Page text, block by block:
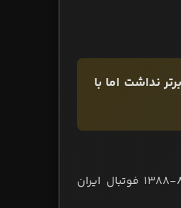
برتر نداشت اما با
به بررسی ترکیب و شماره بازیکنان باشگاه پرسپولیس در فصل ۸۹-۱۳۸۸ فوتبال ایران